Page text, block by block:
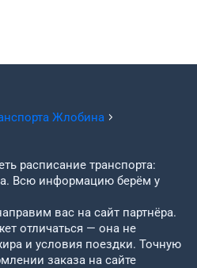
Жлобина
расписание транспорта:
Всю информацию берём у
вас на сайт партнёра.
отличаться — она не
и условия поездки. Точную
заказа на сайте